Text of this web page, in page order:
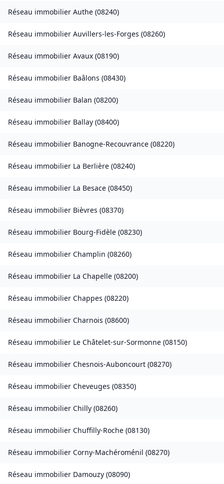
Réseau immobilier Authe (08240)
Réseau immobilier Auvillers-les-Forges (08260)
Réseau immobilier Avaux (08190)
Réseau immobilier Baâlons (08430)
Réseau immobilier Balan (08200)
Réseau immobilier Ballay (08400)
Réseau immobilier Banogne-Recouvrance (08220)
Réseau immobilier La Berlière (08240)
Réseau immobilier La Besace (08450)
Réseau immobilier Bièvres (08370)
Réseau immobilier Bourg-Fidèle (08230)
Réseau immobilier Champlin (08260)
Réseau immobilier La Chapelle (08200)
Réseau immobilier Chappes (08220)
Réseau immobilier Charnois (08600)
Réseau immobilier Le Châtelet-sur-Sormonne (08150)
Réseau immobilier Chesnois-Auboncourt (08270)
Réseau immobilier Cheveuges (08350)
Réseau immobilier Chilly (08260)
Réseau immobilier Chuffilly-Roche (08130)
Réseau immobilier Corny-Machéroménil (08270)
Réseau immobilier Damouzy (08090)